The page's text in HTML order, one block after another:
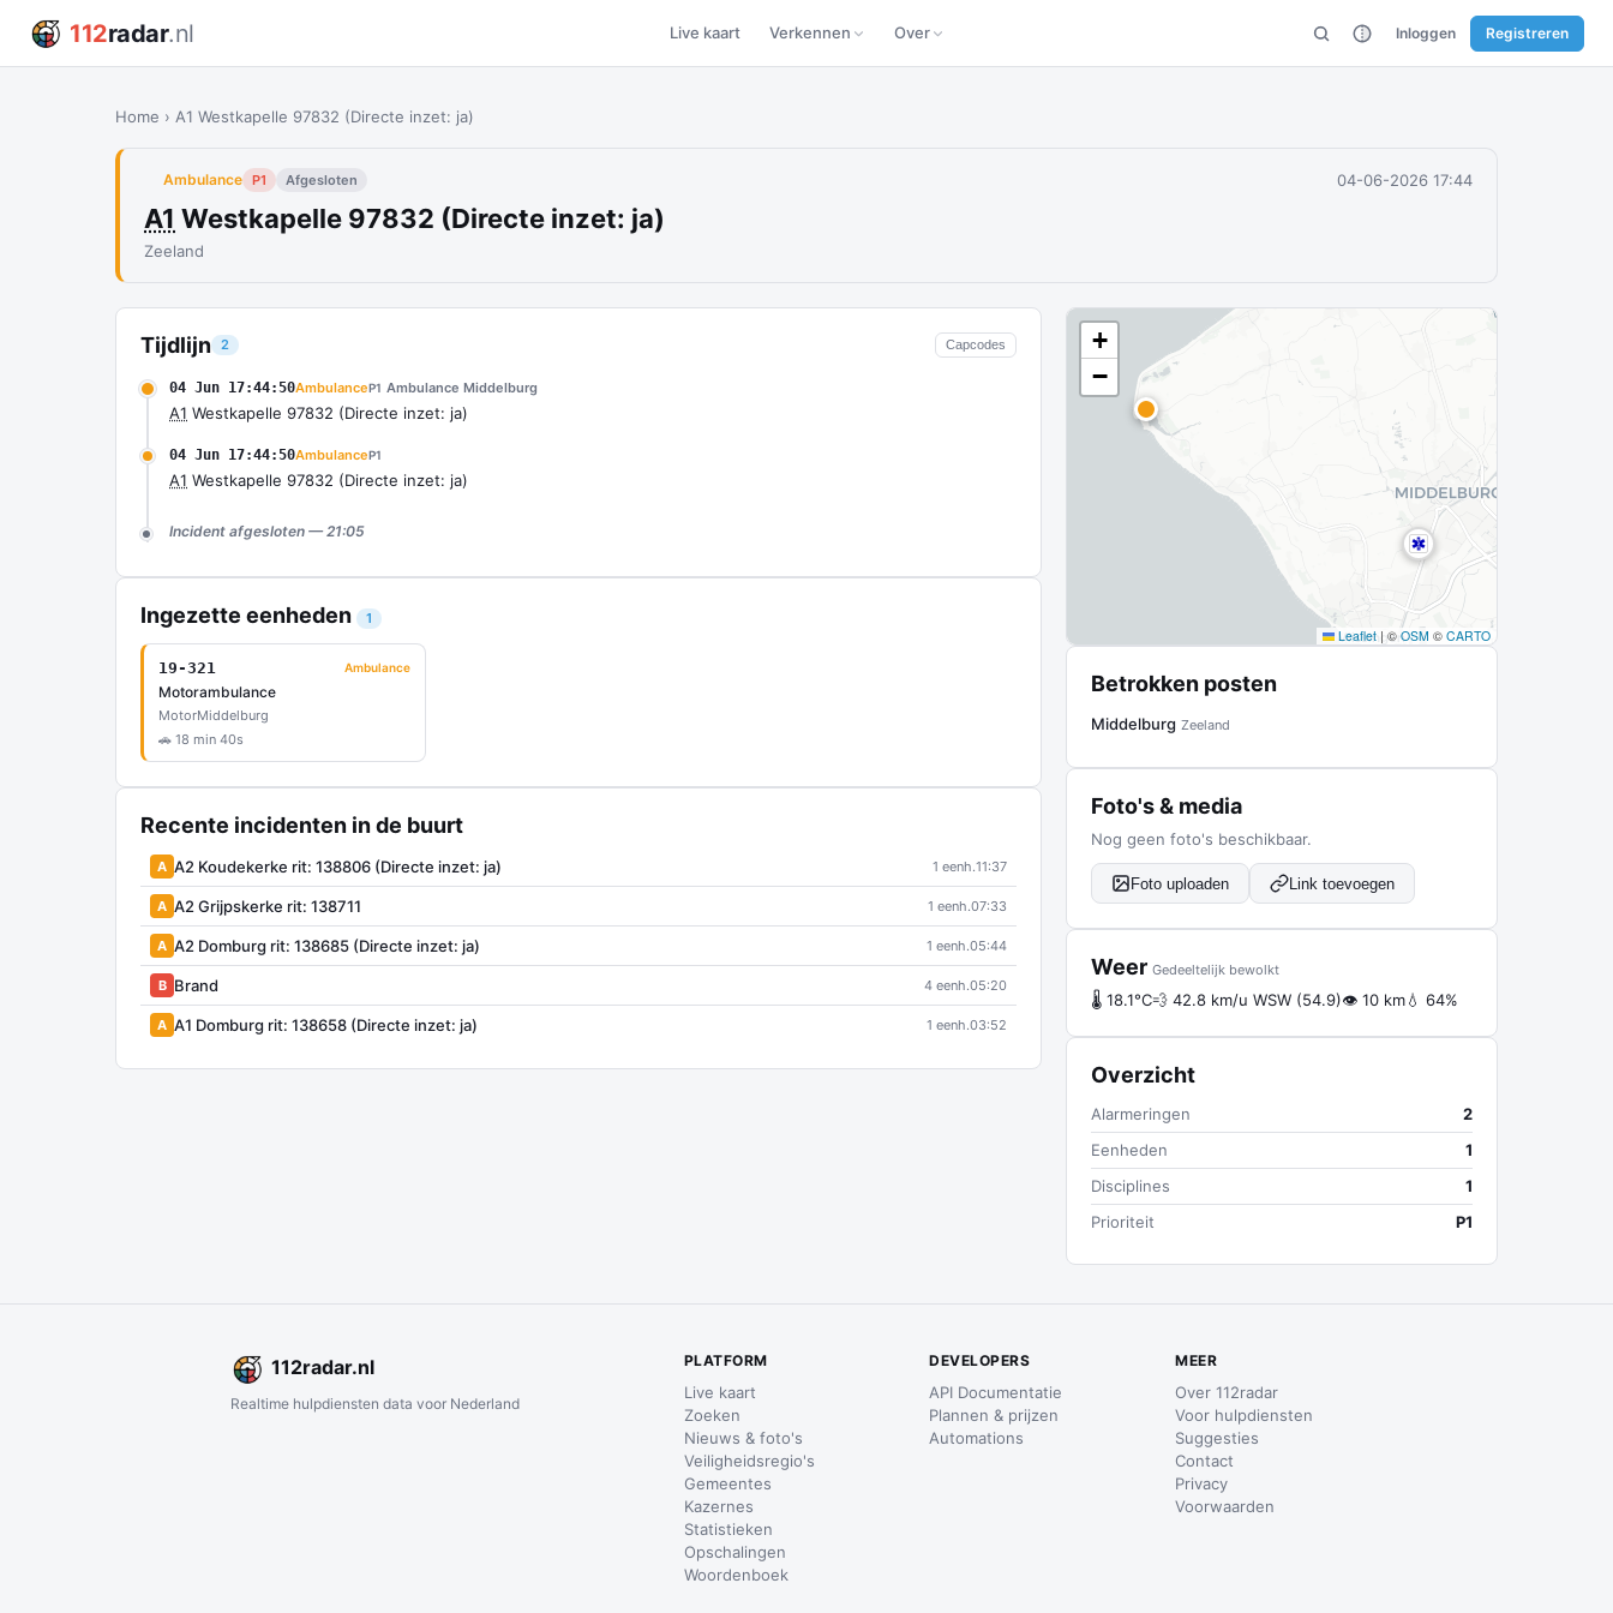
112radar.nl Live kaart Verkennen Over Inloggen Registreren
Home › A1 Westkapelle 97832 (Directe inzet: ja)
Ambulance P1 Afgesloten 04-06-2026 17:44
A1 Westkapelle 97832 (Directe inzet: ja)
Zeeland
Tijdlijn 2 Capcodes
04 Jun 17:44:50AmbulanceP1 Ambulance Middelburg
A1 Westkapelle 97832 (Directe inzet: ja)
04 Jun 17:44:50AmbulanceP1
A1 Westkapelle 97832 (Directe inzet: ja)
Incident afgesloten — 21:05
Ingezette eenheden 1
19-321 Ambulance
Motorambulance
MotorMiddelburg
🚗 18 min 40s
Recente incidenten in de buurt
A A2 Koudekerke rit: 138806 (Directe inzet: ja) 1 eenh.11:37
A A2 Grijpskerke rit: 138711 1 eenh.07:33
A A2 Domburg rit: 138685 (Directe inzet: ja) 1 eenh.05:44
B Brand 4 eenh.05:20
A A1 Domburg rit: 138658 (Directe inzet: ja) 1 eenh.03:52
+
−
Leaflet | © OSM © CARTO
Betrokken posten
Middelburg Zeeland
Foto's & media
Nog geen foto's beschikbaar.
Foto uploaden Link toevoegen
Weer Gedeeltelijk bewolkt
🌡 18.1°C💨 42.8 km/u WSW (54.9)👁 10 km💧 64%
Overzicht
Alarmeringen
2
Eenheden
1
Disciplines
1
Prioriteit
P1
112radar.nl
Realtime hulpdiensten data voor Nederland
PLATFORM
Live kaart
Zoeken
Nieuws & foto's
Veiligheidsregio's
Gemeentes
Kazernes
Statistieken
Opschalingen
Woordenboek
DEVELOPERS
API Documentatie
Plannen & prijzen
Automations
MEER
Over 112radar
Voor hulpdiensten
Suggesties
Contact
Privacy
Voorwaarden